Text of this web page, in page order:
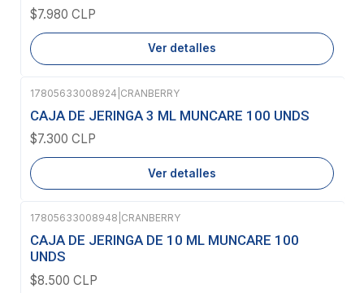
$7.980 CLP
Ver detalles
Agotado
17805633008924 CRANBERRY
CAJA DE JERINGA 3 ML MUNCARE 100 UNDS
$7.300 CLP
Ver detalles
Agotado
17805633008948 CRANBERRY
CAJA DE JERINGA DE 10 ML MUNCARE 100
UNDS
$8.500 CLP